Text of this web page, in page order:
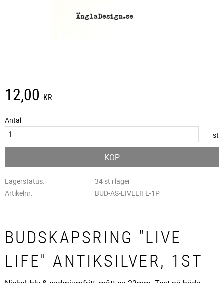
12,00 KR
Antal
st
KÖP
Lagerstatus
34 st i lager
Artikelnr
BUD-AS-LIVELIFE-1P
BUDSKAPSRING "LIVE
LIFE" ANTIKSILVER, 1ST